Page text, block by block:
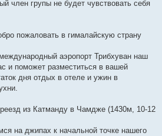
член групы не будет чувствовать себя
пожаловать в гималайскую страну
аэропорт Трибхуван наш
и поможет разместиться в вашей
дня отдых в отеле и ужин в
из Катманду в Чамдже (1430м, 10-12
на джипах к начальной точке нашего